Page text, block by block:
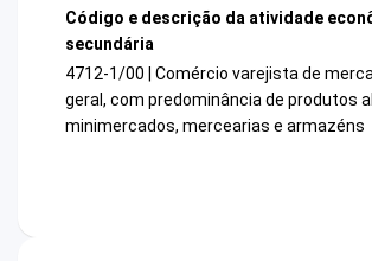
Código e descrição da atividade
secundária
4712-1/00 | Comércio varejista de
geral, com predominância de produtos
minimercados, mercearias e armazéns